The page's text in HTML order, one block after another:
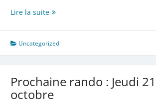
Lire la suitePlateaux
de
la
découvrir
Uncategorized
Prochaine rando : Jeudi 21
octobre